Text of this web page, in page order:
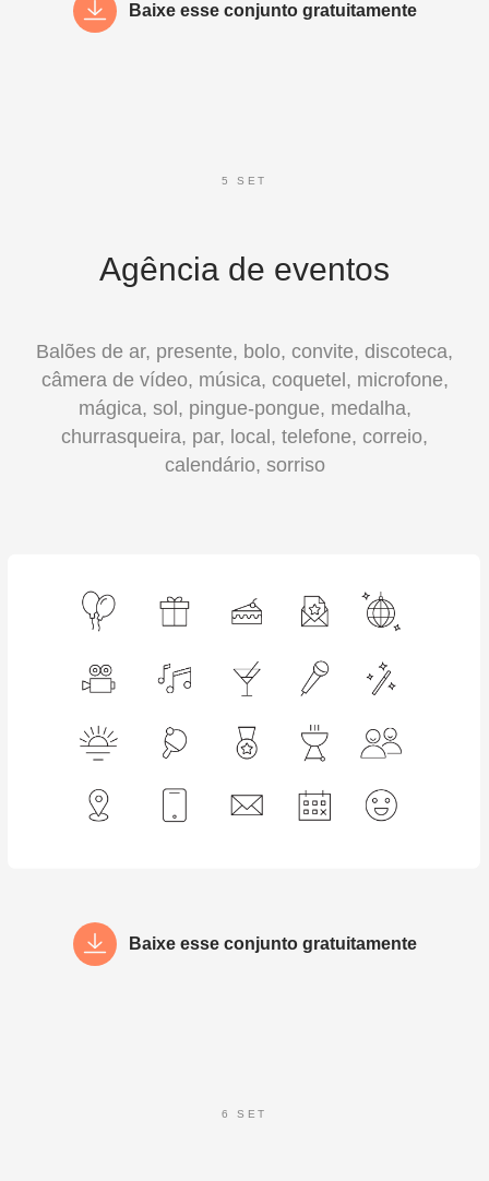
Baixe esse conjunto gratuitamente
5 SET
Agência de eventos
Balões de ar, presente, bolo, convite, discoteca,
câmera de vídeo, música, coquetel, microfone,
mágica, sol, pingue-pongue, medalha,
churrasqueira, par, local, telefone, correio,
calendário, sorriso
Baixe esse conjunto gratuitamente
6 SET